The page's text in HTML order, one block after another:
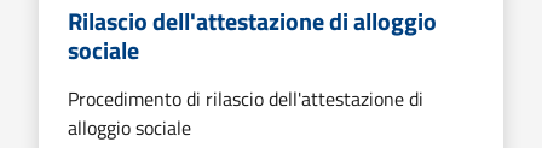
Rilascio dell'attestazione di alloggio
sociale
Procedimento di rilascio dell'attestazione di
alloggio sociale